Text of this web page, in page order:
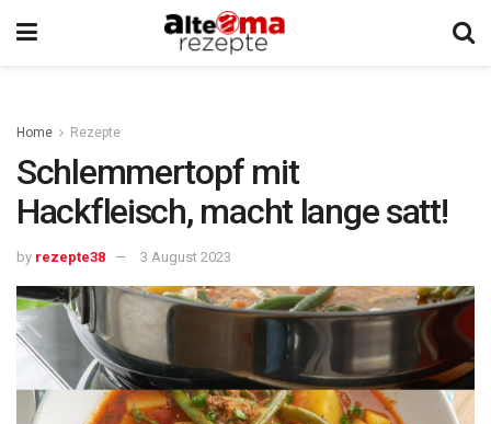
Home Rezepte
Schlemmertopf mit
Hackfleisch, macht lange satt!
by rezepte38 3 August 2023